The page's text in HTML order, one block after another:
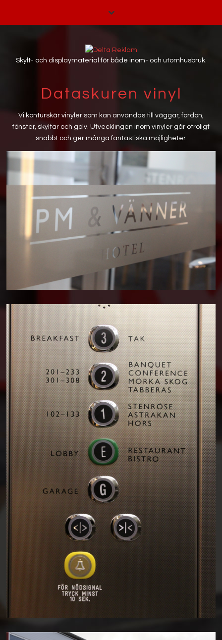
Skylt- och displaymaterial för både inom- och utomhusbruk.
Dataskuren vinyl
Vi konturskär vinyler som kan användas till väggar, fordon,
fönster, skyltar och golv. Utvecklingen inom vinyler går otroligt
snabbt och ger många fantastiska möjligheter.